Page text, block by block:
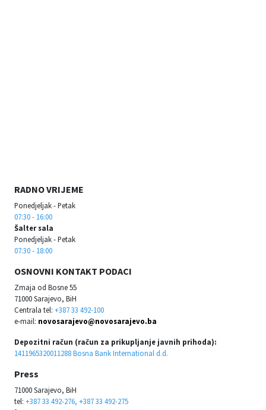
RADNO VRIJEME
Ponedjeljak - Petak
07:30 - 16:00
Šalter sala
Ponedjeljak - Petak
07:30 - 18:00
OSNOVNI KONTAKT PODACI
Zmaja od Bosne 55
71000 Sarajevo, BiH
Centrala tel: +387 33 492-100
e-mail: novosarajevo@novosarajevo.ba
Depozitni račun (račun za prikupljanje javnih prihoda):
1411965320011288 Bosna Bank International d.d.
Press
71000 Sarajevo, BiH
tel: +387 33 492-276, +387 33 492-275